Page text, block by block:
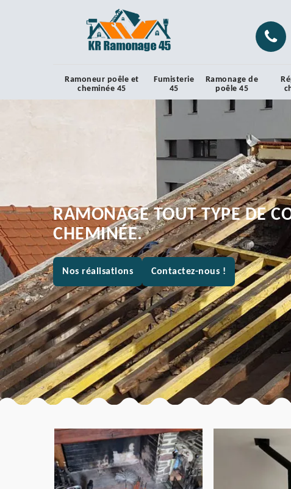
Ramoneur poêle et
cheminée 45
Fumisterie
45
Ramonage de
poêle 45
RAMONAGE TOUT TYPE DE
CHEMINÉE.
Nos réalisations Contactez-nous !